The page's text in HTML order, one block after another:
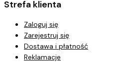
Strefa klienta
Zaloguj się
Zarejestruj się
Dostawa i płatność
Reklamacje